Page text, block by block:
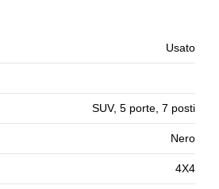
Usato
SUV, 5 porte, 7 posti
Nero
4X4